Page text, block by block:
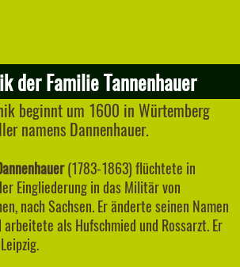
der Familie Tannenhauer
beginnt um 1600 in Würtemberg
namens Dannenhauer.
(1783-1863) flüchtete in
Eingliederung in das Militär von
nach Sachsen. Er änderte seinen Namen
arbeitete als Hufschmied und Rossarzt. Er